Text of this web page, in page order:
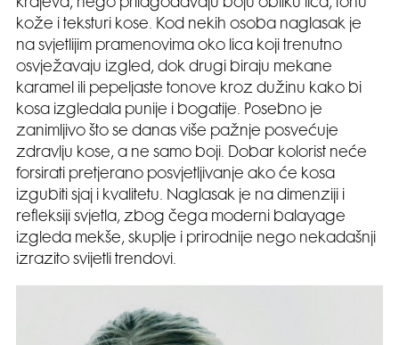
krajeva, nego prilagođavaju boju obliku lica, tonu
kože i teksturi kose. Kod nekih osoba naglasak je
na svjetlijim pramenovima oko lica koji trenutno
osvježavaju izgled, dok drugi biraju mekane
karamel ili pepeljaste tonove kroz dužinu kako bi
kosa izgledala punije i bogatije. Posebno je
zanimljivo što se danas više pažnje posvećuje
zdravlju kose, a ne samo boji. Dobar kolorist neće
forsirati pretjerano posvjetljivanje ako će kosa
izgubiti sjaj i kvalitetu. Naglasak je na dimenziji i
refleksiji svjetla, zbog čega moderni balayage
izgleda mekše, skuplje i prirodnije nego nekadašnji
izrazito svijetli trendovi.